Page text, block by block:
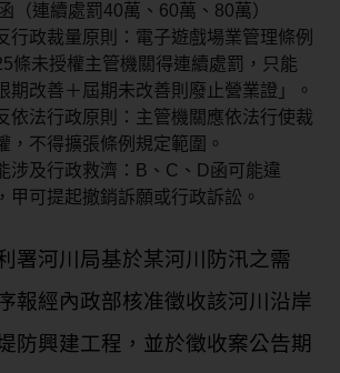
（連續處罰40萬、60萬、80萬）
行政裁量原則：電子遊戲場業管理條例
條未授權主管機關得連續處罰，只能
期改善＋屆期未改善則廢止營業證」。
依法行政原則：主管機關應依法行使裁
，不得擴張條例規定範圍。
涉及行政救濟：B、C、D函可能違
甲可提起撤銷訴願或行政訴訟。
署河川局基於某河川防汛之需
報經內政部核准徵收該河川沿岸
防興建工程，並於徵收案公告期